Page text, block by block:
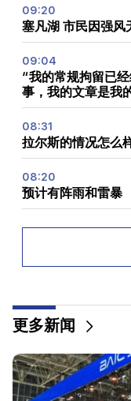
09:20
塞凡湖 市民因强风
09:04
“我的常规拘留已
事，我的文章是我
08:31
拉尔斯的情况怎么
08:20
预计有阵雨和雷暴
00:40
中国电动汽车在西
尼接替已故者阿里
丰田在 Kotayk
年孩子受伤
更多新闻